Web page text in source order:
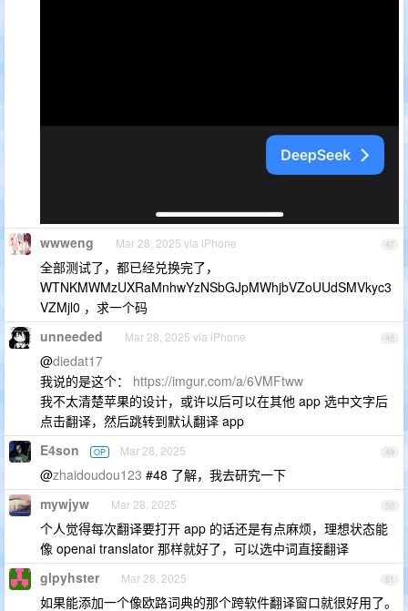
47
wwweng Mar 28, 2025 via iPhone
全部测试了，都已经兑换完了，
WTNKMWMzUXRaMnhwYzNSbGJpMWhjbVZoUUdSMVkyc3
VZMjl0 ，求一个码
48
unneeded Mar 28, 2025 via iPhone
@diedat17
我说的是这个： https://imgur.com/a/6VMFtww
我不太清楚苹果的设计，或许以后可以在其他 app 选中文字后
点击翻译，然后跳转到默认翻译 app
49
E4son OP Mar 28, 2025
@zhaidoudou123 #48 了解，我去研究一下
50
mywjyw Mar 28, 2025
个人觉得每次翻译要打开 app 的话还是有点麻烦，理想状态能
像 openai translator 那样就好了，可以选中词直接翻译
51
glpyhster Mar 28, 2025
如果能添加一个像欧路词典的那个跨软件翻译窗口就很好用了。